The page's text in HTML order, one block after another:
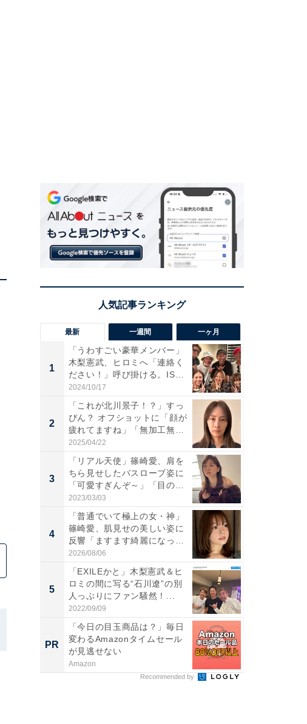
最新 一週間 一ヶ月
1
「うわすごい豪華メンバー」
木梨憲武、ヒロミへ「連絡く
ださい！」呼び掛ける。IS
S...
2024/10/17
2
「これが北川景子！？」すっ
ぴん？ オフショットに「顔が
疲れてますね」「無加工無
表...
2025/04/22
3
「リアル天使」篠崎愛、肩を
ちら見せしたバスローブ姿に
「可愛すぎんぞ～」「目の表
情...
2023/03/03
4
「普通でいて極上の女・神」
篠崎愛、肌見せの美しい姿に
反響「ますます綺麗になって
い...
2026/08/06
5
「EXILEかと」木梨憲武＆ヒ
ロミの間に写る“石川遼”の別
人っぷりにファン騒然！...
2022/09/09
PR
「今日の目玉商品は？」毎日
変わるAmazonタイムセール
が見逃せない
Amazon
Recommended by